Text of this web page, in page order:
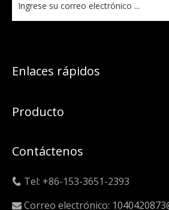
Enlaces rápidos
Producto
Contáctenos
 Tel: +86-153-3651-2393
 Correo electrónico: